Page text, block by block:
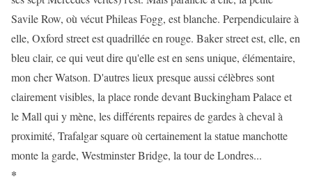
Savile Row, où vécut Phileas Fogg, est blanche. Perpendiculaire à
elle, Oxford street est quadrillée en rouge. Baker street est, elle, en
bleu clair, ce qui veut dire qu'elle est en sens unique, élémentaire,
mon cher Watson. D'autres lieux presque aussi célèbres sont
clairement visibles, la place ronde devant Buckingham Palace et
le Mall qui y mène, les différents repaires de gardes à cheval à
proximité, Trafalgar square où certainement la statue manchotte
monte la garde, Westminster Bridge, la tour de Londres...
*